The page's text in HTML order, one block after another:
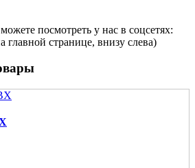
посмотреть у нас в соцсетях:
странице, внизу слева)